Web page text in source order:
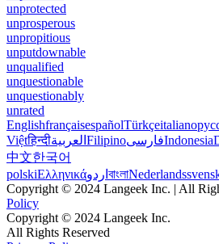
unprotected
unprosperous
unpropitious
unputdownable
unqualified
unquestionable
unquestionably
unrated
EnglishfrançaisespañolTürkçeitaliano
Việtहिन्दीالعربية FilipinoفارسیIndonesia
中文한국어
polskiΕλληνικάاردو বাংলাNederlands
Copyright © 2024 Langeek Inc. | All
Policy
Copyright © 2024 Langeek Inc.
All Rights Reserved